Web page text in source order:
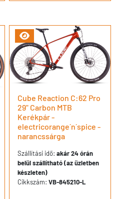
Cube Reaction C:62 Pro
29" Carbon MTB
Kerékpár -
electricorange´n´spice -
narancssárga
Szállítási idő: akár 24 órán
belül szállítható (az üzletben
készleten)
Cikkszám: VB-845210-L